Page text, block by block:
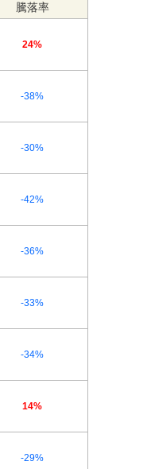
騰落率
24%
-38%
-30%
-42%
-36%
-33%
-34%
14%
-29%